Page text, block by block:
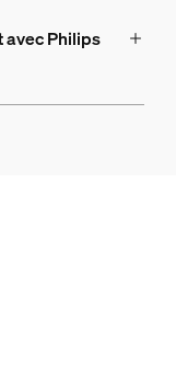
avec Philips